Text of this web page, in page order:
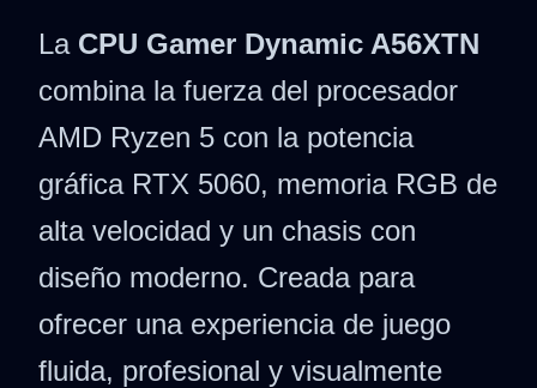
La CPU Gamer Dynamic A56XTN
combina la fuerza del procesador
AMD Ryzen 5 con la potencia
gráfica RTX 5060, memoria RGB de
alta velocidad y un chasis con
diseño moderno. Creada para
ofrecer una experiencia de juego
fluida, profesional y visualmente